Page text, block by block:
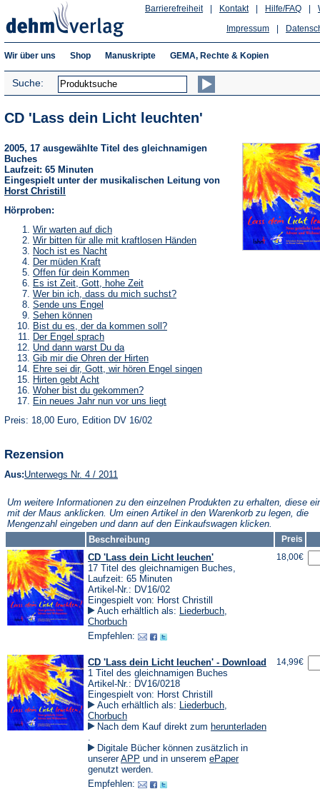
Hilfe/FAQ
Kontakt
Barrierefreiheit
Impressum
Wir über uns Shop Manuskripte GEMA, Rechte & Kopien
Suche:
CD 'Lass dein Licht leuchten'
2005, 17 ausgewählte Titel des gleichnamigen
Buches
Laufzeit: 65 Minuten
Eingespielt unter der musikalischen Leitung von
Horst Christill
Hörproben:
Wir warten auf dich(Öffnet
in
Tab)
Wir bitten für alle mit kraftlosen Händen(Öffnet
Noch ist es Nacht(Öffnet
einem
neuen
Tab)
Der müden Kraft(Öffnet
in
einem
neuen
Tab)
Offen für dein Kommen(Öffnet
in
einem
neuen
Es ist Zeit, Gott, hohe Zeit(Öffnet
in
Tab)
Wer bin ich, dass du mich suchst?(Öffnet
Sende uns Engel
einem
neuen
Tab)
Sehen können(Öffnet
in
einem
neuen
Tab)
Bist du es, der da kommen soll?(Öffnet
Tab)
Der Engel sprach(Öffnet
in
einem
neuen
Tab)
Und dann warst Du da(Öffnet
in
einem
neuen
Tab)
Gib mir die Ohren der Hirten(Öffnet
in
einem
Tab)
Ehre sei dir, Gott, wir hören Engel singen(Öffnet
Hirten gebt Acht(Öffnet
in
einem
neuen
Tab)
Woher bist du gekommen?(Öffnet
in
einem
neuen
Ein neues Jahr nun vor uns liegt(Öffnet
Preis: 18,00 Euro, Edition DV 16/02
Rezension
Aus:Unterwegs Nr. 4 / 2011
neuen
Tab)
Um weitere Informationen zu den einzelnen Produkten zu erhalten, diese
mit der Maus anklicken. Um einen Artikel in den Warenkorb zu legen, die
Mengenzahl eingeben und dann auf den Einkaufswagen klicken.
Beschreibung
Preis
CD 'Lass dein Licht leuchen'
17 Titel des gleichnamigen Buches,
Laufzeit: 65 Minuten
Artikel-Nr.: DV16/02
Eingespielt von: Horst Christill
Auch erhältlich als: Liederbuch,
Chorbuch
Empfehlen:
18,00€
CD 'Lass dein Licht leuchen' - Download
1 Titel des gleichnamigen Buches
Artikel-Nr.: DV16/0218
Eingespielt von: Horst Christill
Auch erhältlich als: Liederbuch,
Chorbuch
Nach dem Kauf direkt zum herunterladen
in
einem
neuen
Tab)
.
Digitale Bücher können zusätzlich in
unsererAPP (Öffnet
in
neuen
und in unserem ePaper(Öffnet
genutzt werden.
Empfehlen:
14,99€